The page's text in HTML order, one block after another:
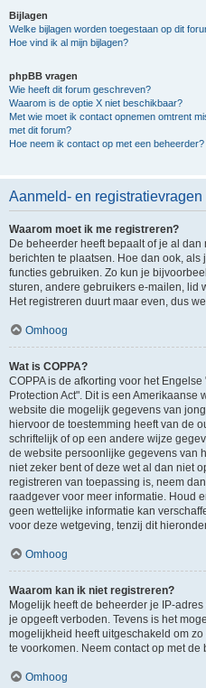
Bijlagen
Welke bijlagen worden toegestaan op dit
Hoe vind ik al mijn bijlagen?
phpBB vragen
Wie heeft dit forum geschreven?
Waarom is de optie X niet beschikbaar?
Met wie moet ik contact opnemen omtrent
met dit forum?
Hoe neem ik contact op met een beheerder?
Aanmeld- en registratievragen
Waarom moet ik me registreren?
De beheerder heeft bepaalt of je al
berichten te plaatsen. Hoe dan ook,
functies gebruiken. Zo kun je
sturen, andere gebruikers e-mailen, lid
Het registreren duurt maar even, dus
Omhoog
Wat is COPPA?
COPPA is de afkorting voor het
Protection Act". Dit is een Amerikaanse
website die mogelijk gegevens van
hiervoor de toestemming heeft van de
schriftelijk of op een andere wijze
de website persoonlijke gegevens van
niet zeker bent of deze wet al dan niet
registreren van toepassing is, neem
raadgever voor meer informatie. Houd
geen wettelijke informatie kan
voor deze wetgeving, tenzij dit
Omhoog
Waarom kan ik niet registreren?
Mogelijk heeft de beheerder je IP-
je opgeeft verboden. Tevens is het
mogelijkheid heeft uitgeschakeld om
te voorkomen. Neem contact op met de
Omhoog